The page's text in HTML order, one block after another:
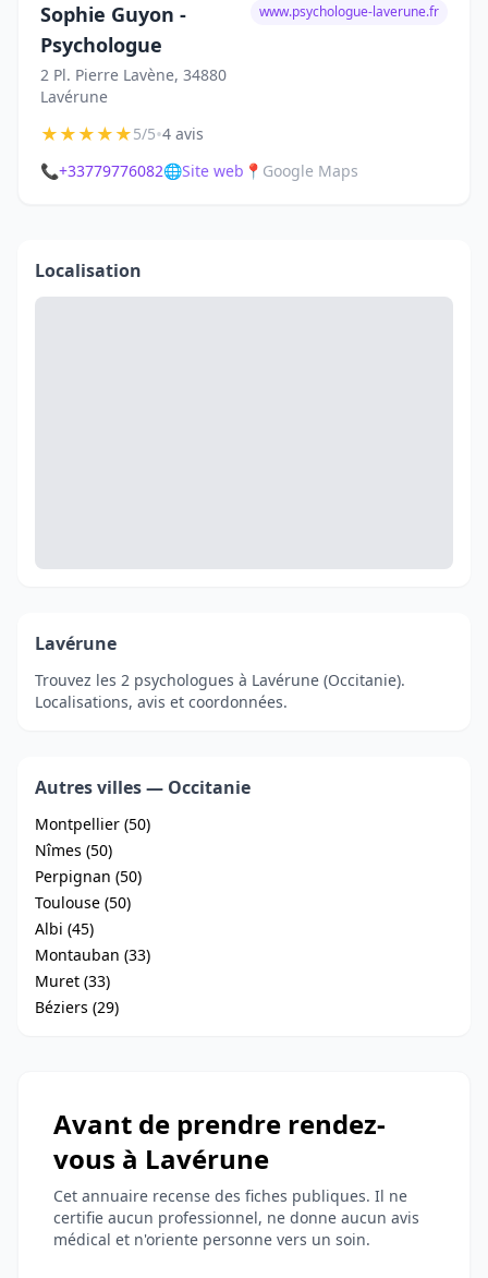
Sophie Guyon -
Psychologue
2 Pl. Pierre Lavène, 34880
Lavérune
www.psychologue-laverune.fr
★★★★★5/5•4 avis
📞+33779776082🌐Site web 📍 Google Maps
Localisation
Lavérune
Trouvez les 2 psychologues à Lavérune (Occitanie).
Localisations, avis et coordonnées.
Autres villes — Occitanie
Montpellier (50)
Nîmes (50)
Perpignan (50)
Toulouse (50)
Albi (45)
Montauban (33)
Muret (33)
Béziers (29)
Avant de prendre rendez-
vous à Lavérune
Cet annuaire recense des fiches publiques. Il ne
certifie aucun professionnel, ne donne aucun avis
médical et n'oriente personne vers un soin.